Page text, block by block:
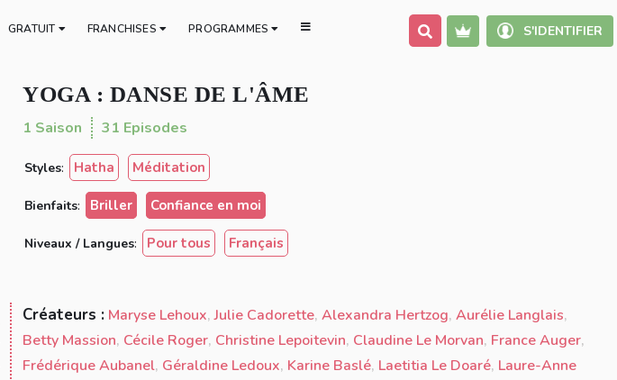
GRATUIT FRANCHISES PROGRAMMES
S'IDENTIFIER
YOGA : DANSE DE L'ÂME
1 Saison 31 Episodes
Styles: Hatha Méditation
Bienfaits: Briller Confiance en moi
Niveaux / Langues: Pour tous Français
Créateurs : Maryse Lehoux,Julie Cadorette, Alexandra Hertzog, Aurélie Langlais,
Betty Massion, Cécile Roger, Christine Lepoitevin, Claudine Le Morvan, France Auger,
Frédérique Aubanel, Géraldine Ledoux, Karine Baslé, Laetitia Le Doaré, Laure-Anne